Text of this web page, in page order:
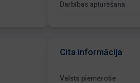
Darbības apturēšana
Cita informācija
Valsts piemērotie